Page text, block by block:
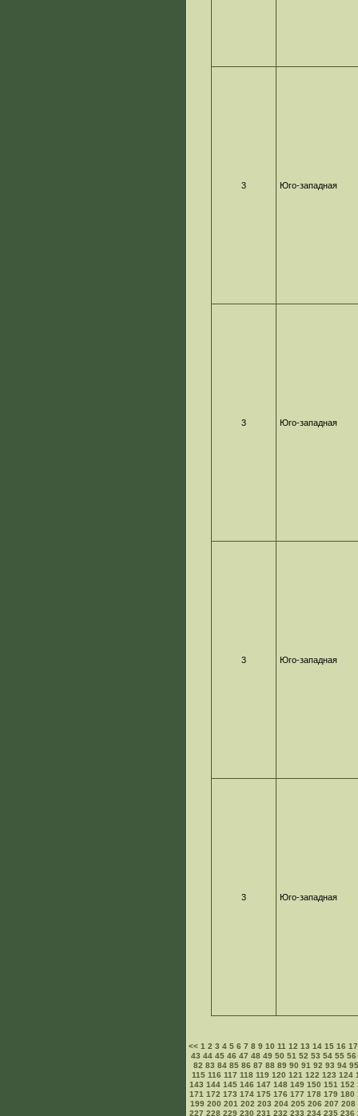
3 Юго-западная
3 Юго-западная
3 Юго-западная
3 Юго-западная
<<1 2 3 4 5 6 7 8 9 10 11 12 13 14 15 16 17
43 44 45 46 47 48 49 50 51 52 53 54 55 56
82 83 84 85 86 87 88 89 90 91 92 93 94 95
115 116 117 118 119 120 121 122 123 124
143 144 145 146 147 148 149 150 151 152
171 172 173 174 175 176 177 178 179 180
199 200 201 202 203 204 205 206 207 208
227 228 229 230 231 232 233 234 235 236